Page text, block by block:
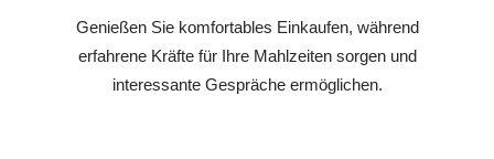
Genießen Sie komfortables Einkaufen, während
erfahrene Kräfte für Ihre Mahlzeiten sorgen und
interessante Gespräche ermöglichen.